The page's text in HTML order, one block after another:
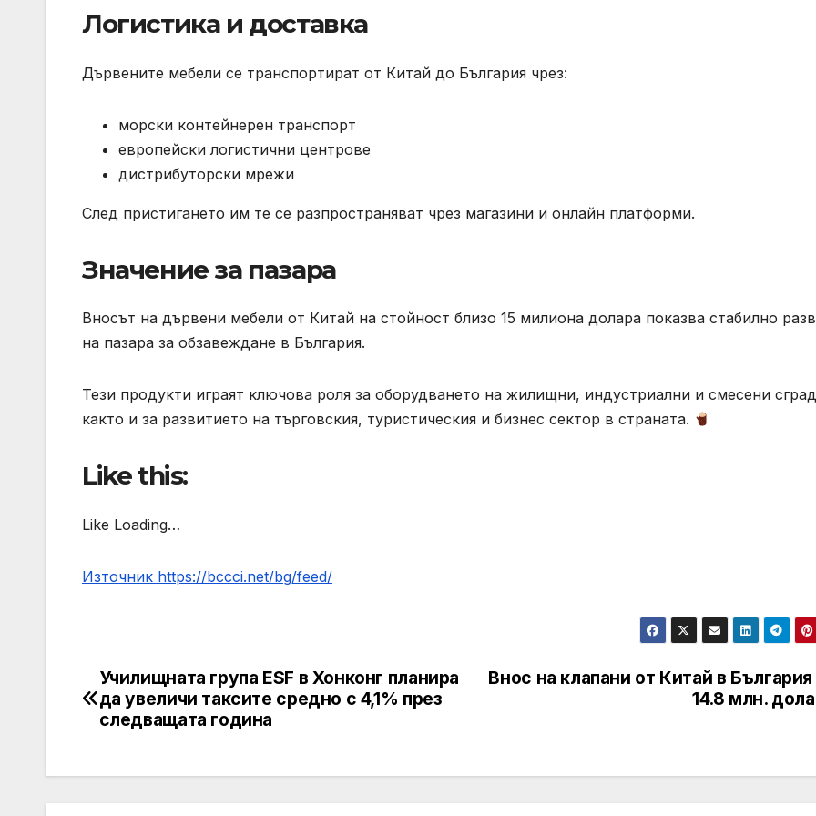
Логистика и доставка
Дървените мебели се транспортират от Китай до България чрез:
морски контейнерен транспорт
европейски логистични центрове
дистрибуторски мрежи
След пристигането им те се разпространяват чрез магазини и онлайн платформи.
Значение за пазара
Вносът на дървени мебели от Китай на стойност близо 15 милиона долара показва стабилно
на пазара за обзавеждане в България.
Тези продукти играят ключова роля за оборудването на жилищни, индустриални и смесени
както и за развитието на търговския, туристическия и бизнес сектор в страната.
Like this:
Like Loading…
Източник https://bccci.net/bg/feed/
Post
navigation
Внос на клапани от Китай в България
14.8 млн.
Училищната група ESF в Хонконг планира
да увеличи таксите средно с 4,1% през
следващата година